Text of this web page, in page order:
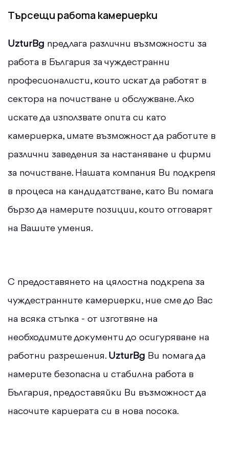
Търсещи работа камериерки
UzturBg предлага различни възможности за
работа в България за чуждестранни
професионалисти, които искат да работят в
сектора на почистване и обслужване. Ако
искате да използвате опита си като
камериерка, имате възможност да работите в
различни заведения за настаняване и фирми
за почистване. Нашата компания Ви подкрепя
в процеса на кандидатстване, като Ви помага
бързо да намерите позиции, които отговарят
на Вашите умения.
С предоставянето на цялостна подкрепа за
чуждестранните камериерки, ние сме до Вас
на всяка стъпка - от изготвяне на
необходимите документи до осигуряване на
работни разрешения. UzturBg Ви помага да
намерите безопасна и стабилна работа в
България, предоставяйки Ви възможност да
насочите кариерата си в нова посока.